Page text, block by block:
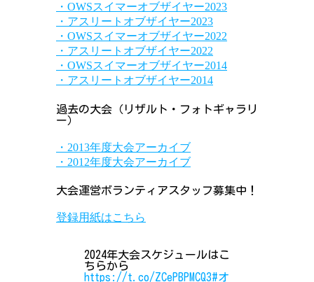
・OWSスイマーオブザイヤー2023
・アスリートオブザイヤー2023
・OWSスイマーオブザイヤー2022
・アスリートオブザイヤー2022
・OWSスイマーオブザイヤー2014
・アスリートオブザイヤー2014
過去の大会（リザルト・フォトギャラリ
ー）
・2013年度大会アーカイブ
・2012年度大会アーカイブ
大会運営ボランティアスタッフ募集中！
登録用紙はこちら
2024年大会スケジュールはこ
ちらから
https://t.co/ZCePBPMCQ3#オ